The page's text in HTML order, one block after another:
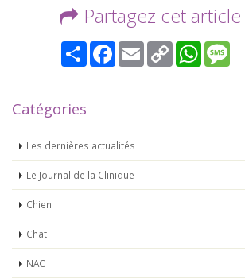
Partagez cet article
Share Facebook
Email Copy
Link
WhatsApp
Catégories
Les dernières actualités
Le Journal de la Clinique
Chien
Chat
NAC